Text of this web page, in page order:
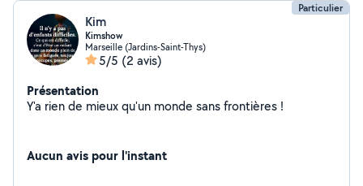
Particulier
Kim
Kimshow
Marseille (Jardins-Saint-Thys)
5/5 (2 avis)
Présentation
Y'a rien de mieux qu'un monde sans frontières !
Aucun avis pour l'instant